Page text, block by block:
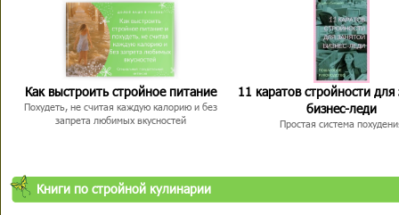
Как выстроить стройное питание
Похудеть, не считая каждую калорию и без
запрета любимых вкусностей
11 каратов стройности для
бизнес-леди
Простая система
Книги по стройной кулинарии